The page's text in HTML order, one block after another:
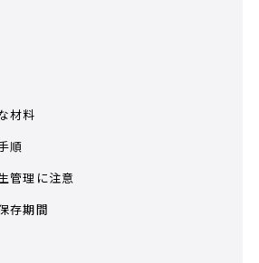
材料
順
管理に注意
存期間